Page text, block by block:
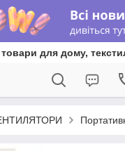
для дому,